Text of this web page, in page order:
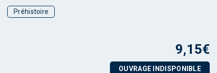
Préhistoire
9,15€
OUVRAGE INDISPONIBLE